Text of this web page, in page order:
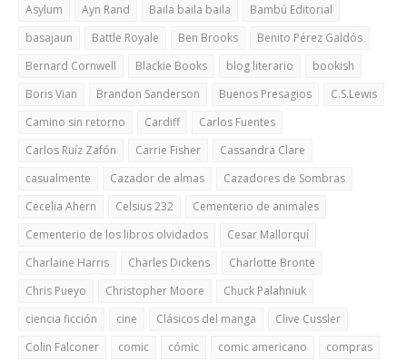
Asylum
Ayn Rand Baila baila baila
Bambú Editorial
basajaun
Battle Royale Ben Brooks
Benito Pérez Galdós
Bernard Cornwell
Blackie Books blog literario
bookish
Boris Vian
Brandon Sanderson Buenos Presagios
C.S.Lewis
Camino sin retorno
Cardiff
Carlos Fuentes
Carlos Ruíz Zafón
Carrie Fisher
Cassandra Clare
casualmente
Cazador de almas
Cazadores de Sombras
Cecelia Ahern
Celsius 232
Cementerio de animales
Cementerio de los libros olvidados
Cesar Mallorquí
Charlaine Harris
Charles Dickens
Charlotte Brontë
Chris Pueyo
Christopher Moore
Chuck Palahniuk
ciencia ficción
cine Clásicos del manga
Clive Cussler
Colin Falconer
comic cómic comic americano
compras